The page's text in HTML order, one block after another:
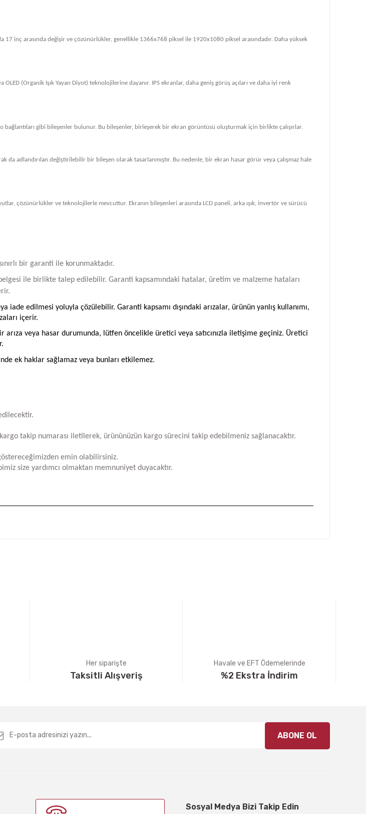
inç arasında değişir ve çözünürlükler, genellikle 1366x768 piksel ile 1920x1080 piksel arasındadır. Daha yüksek
(Organik Işık Yayan Diyot) teknolojilerine dayanır. IPS ekranlar, daha geniş görüş açıları ve daha iyi renk
bağlantıları gibi bileşenler bulunur. Bu bileşenler, birleşerek bir ekran görüntüsü oluşturmak için birlikte çalışırlar.
adlandırılan değiştirilebilir bir bileşen olarak tasarlanmıştır. Bu nedenle, bir ekran hasar görür veya çalışmaz hale
çözünürlükler ve teknolojilerle mevcuttur. Ekranın bileşenleri arasında LCD paneli, arka ışık, invertör ve sürücü
bir garanti ile korunmaktadır.
ile birlikte talep edilebilir. Garanti kapsamındaki hatalar, üretim ve malzeme hataları
edilmesi yoluyla çözülebilir. Garanti kapsamı dışındaki arızalar, ürünün yanlış kullanımı,
içerir.
arıza veya hasar durumunda, lütfen öncelikle üretici veya satıcınızla iletişime geçiniz. Üretici
ek haklar sağlamaz veya bunları etkilemez.
takip numarası iletilerek, ürününüzün kargo sürecini takip edebilmeniz sağlanacaktır.
emin olabilirsiniz.
size yardımcı olmaktan memnuniyet duyacaktır.
Her siparişte
Taksitli Alışveriş
Havale ve EFT Ödemelerinde
%2 Ekstra İndirim
ABONE OL
Sosyal Medya Bizi Takip Edin